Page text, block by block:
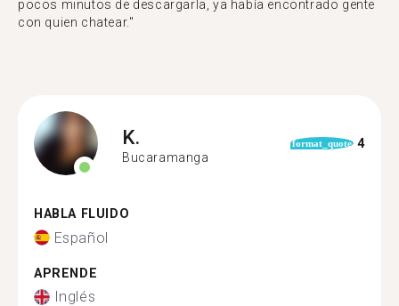
pocos minutos de descargarla, ya había encontrado gente
con quien chatear."
K.
Bucaramanga
format_quote 4
HABLA FLUIDO
Español
APRENDE
Inglés